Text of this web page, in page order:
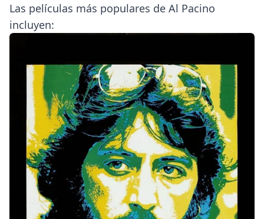
Las películas más populares de Al Pacino
incluyen: